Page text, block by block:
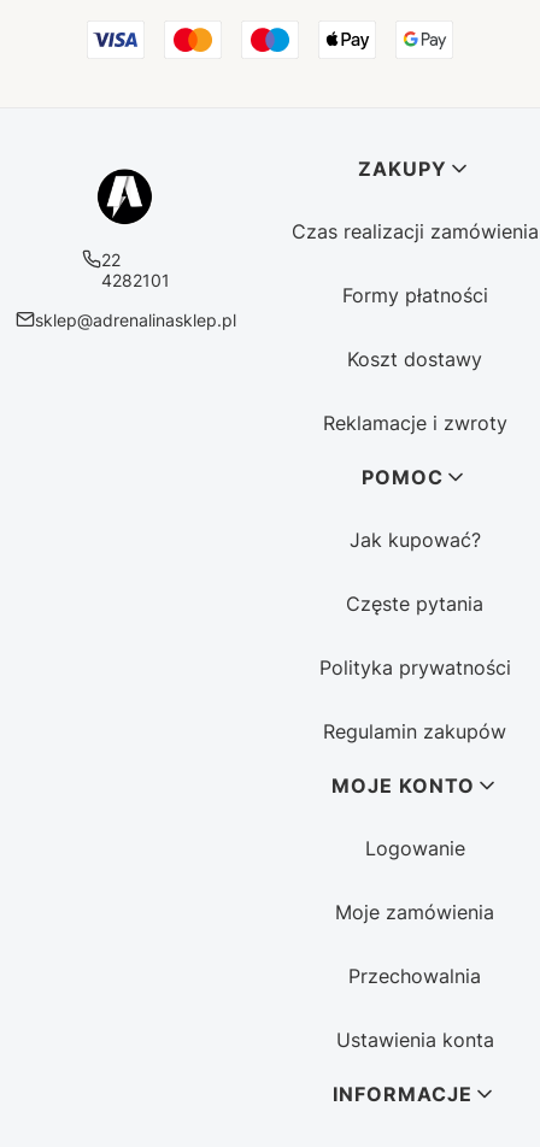
22
4282101
sklep@adrenalinasklep.pl
Linki w stopce
ZAKUPY
Czas realizacji zamówienia
Formy płatności
Koszt dostawy
Reklamacje i zwroty
POMOC
Jak kupować?
Częste pytania
Polityka prywatności
Regulamin zakupów
MOJE KONTO
Logowanie
Moje zamówienia
Przechowalnia
Ustawienia konta
INFORMACJE